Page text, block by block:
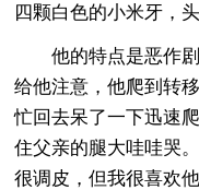
四颗白色的小米牙，
他的特点是恶作剧
给他注意，他爬到转
忙回去呆了一下迅速
住父亲的腿大哇哇哭
很调皮，但我很喜欢他